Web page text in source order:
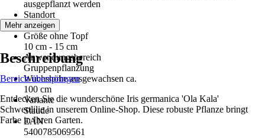
ausgepflanzt werden
Standort
Sonne
Größe ohne Topf
10 cm - 15 cm
Anwendungsbereich
Gruppenpflanzung
Wuchshöhe ausgewachsen ca.
100 cm
Variante
Staude
EAN
5400785069561
Mehr anzeigen
Beschreibung
Bereich überspringen
Entdecken Sie die wunderschöne Iris germanica 'Ola Kala'
Schwertlilie in unserem Online-Shop. Diese robuste Pflanze bringt
Farbe in Ihren Garten.